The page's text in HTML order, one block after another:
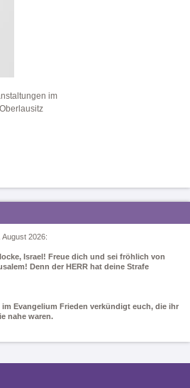
im
2026:
Israel! Freue dich und sei fröhlich von
Denn der HERR hat deine Strafe
Evangelium Frieden verkündigt euch, die ihr
nahe waren.